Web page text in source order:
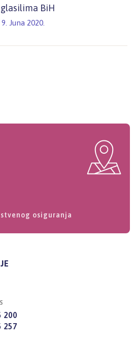
BiH
9. Juna 2020.
osiguranja
200
257